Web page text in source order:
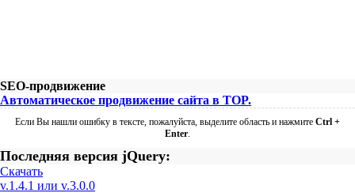
SEO-продвижение
Автоматическое продвижение сайта в TOP.
Если Вы нашли ошибку в тексте, пожалуйста, выделите область и нажмите Ctrl +
Enter.
Последняя версия jQuery:
Скачать
v.1.4.1 или v.3.0.0